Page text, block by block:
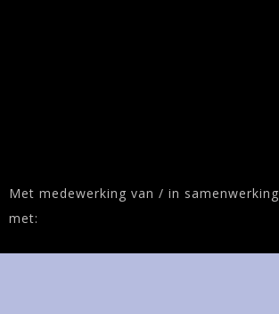
Met medewerking van / in samenwerking
met: